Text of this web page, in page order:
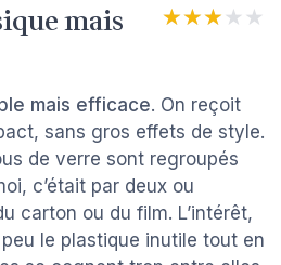
mais ★★★★★
★★★★★
mais efficace. On reçoit
sans gros effets de style.
de verre sont regroupés
c’était par deux ou
carton ou du film. L’intérêt,
le plastique inutile tout en